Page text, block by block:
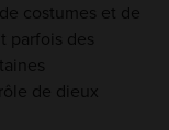
costumes et de
parfois des
de dieux